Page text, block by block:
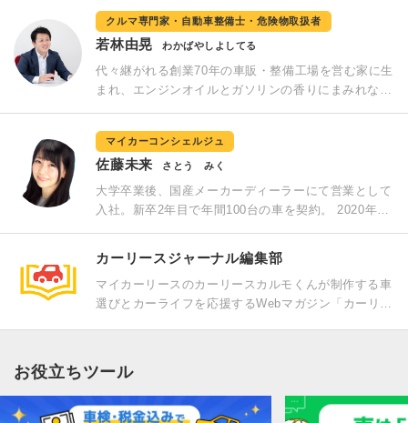
営。
提案を多く行う。 また、ニュースメディア、採用メ
ディア、自動車メディアなどのライター・編集者の経
験から記事執筆・監修も広く行っている。
クルマ専門家・自動車整備士・危険物取扱者
若林由晃 わかばやしよしてる
代々継がれる創業70年の車販・整備工場を営む家に生
まれ、エンジンオイルとガソリンの香りにまみれなが
伝いを行う根っからのカーガイ。自動車整備専門学校
では上位の成績で卒業。整備士国家資格は満点合格
（専門学校の先生が採点）。 その後、大手自動車メ
ーカー系列のディーラーで整備と中古車販売を経験。
IT×車という販売方法に興味を持ち、現在はカーリー
「ワールド・ビジネス サテライト」、日本テレビ
「news every」「DayDay.」、ラジオ関西「Clip」、
徳間書店「GoodsPress（グッズプレス）」、朝日デ
マイカーコンシェルジュ
佐藤未来 さとう みく
大学卒業後、国産メーカーディーラーにて営業として
入社。新卒2年目で年間100台の車を契約。 2020年1
として入社。 新車、中古車セールス業務と並行して
新規施策の立ち上げ、営業支援などに従事。 全体の
契約数（1～7月の伸び率）成長に貢献し、入社半年で
マイカーコンシェルジュの育成担当に抜擢され、これ
いる」が口ぐせ。
カーリースジャーナル編集部
マイカーリースのカーリースカルモくんが制作する車
選びとカーライフを応援するWebマガジン「カーリー
ます。
お役立ちツール